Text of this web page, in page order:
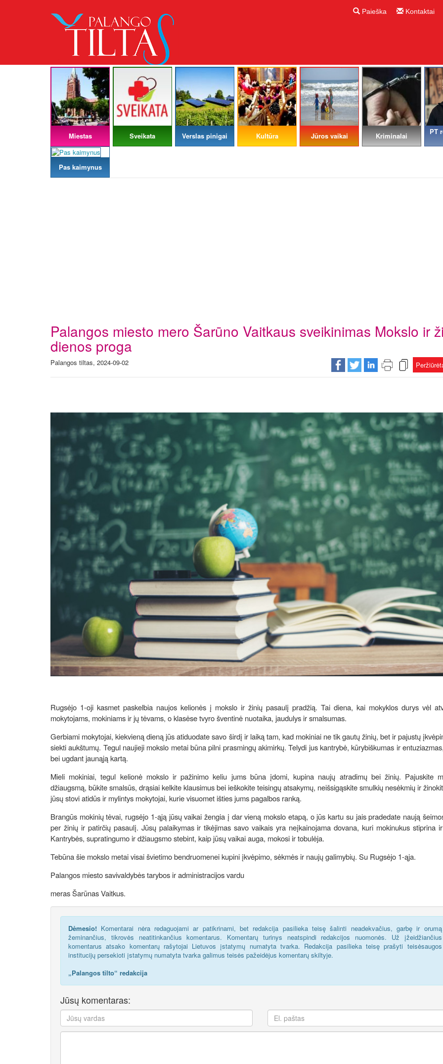
Paieška Kontaktai
Miestas Sveikata Verslas pinigai Kultūra Jūros vaikai Kriminalai PT
Pas kaimynus
Palangos miesto mero Šarūno Vaitkaus sveikinimas Mokslo ir
dienos proga
Palangos tiltas, 2024-09-02
Rugsėjo 1-oji kasmet paskelbia naujos kelionės į mokslo ir žinių pasaulį pradžią. Tai diena, kai mokyklos durys vėl
mokytojams, mokiniams ir jų tėvams, o klasėse tvyro šventinė nuotaika, jaudulys ir smalsumas.
Gerbiami mokytojai, kiekvieną dieną jūs atiduodate savo širdį ir laiką tam, kad mokiniai ne tik gautų žinių, bet ir pajustų
siekti aukštumų. Tegul naujieji mokslo metai būna pilni prasmingų akimirkų. Telydi jus kantrybė, kūrybiškumas ir
bei ugdant jaunąją kartą.
Mieli mokiniai, tegul kelionė mokslo ir pažinimo keliu jums būna įdomi, kupina naujų atradimų bei žinių. Pajuskite
džiaugsmą, būkite smalsūs, drąsiai kelkite klausimus bei ieškokite teisingų atsakymų, neišsigąskite smulkių nesėkmių ir
jūsų stovi atidūs ir mylintys mokytojai, kurie visuomet išties jums pagalbos ranką.
Brangūs mokinių tėvai, rugsėjo 1-ąją jūsų vaikai žengia į dar vieną mokslo etapą, o jūs kartu su jais pradedate naują
per žinių ir patirčių pasaulį. Jūsų palaikymas ir tikėjimas savo vaikais yra neįkainojama dovana, kuri mokinukus stiprina
Kantrybės, supratingumo ir džiaugsmo stebint, kaip jūsų vaikai auga, mokosi ir tobulėja.
Tebūna šie mokslo metai visai švietimo bendruomenei kupini įkvėpimo, sėkmės ir naujų galimybių. Su Rugsėjo 1-ąja.
Palangos miesto savivaldybės tarybos ir administracijos vardu
meras Šarūnas Vaitkus.
Dėmesio! Komentarai nėra redaguojami ar patikrinami, bet redakcija pasilieka teisę šalinti neadekvačius, garbę ir orumą
žeminančius, tikrovės neatitinkančius komentarus. Komentarų turinys neatspindi redakcijos nuomonės. Už įžeidžiančius
komentarus atsako komentarų rašytojai Lietuvos įstatymų numatyta tvarka. Redakcija pasilieka teisę prašyti teisėsaugos
institucijų persekioti įstatymų numatyta tvarka galimus teisės pažeidėjus komentarų skiltyje.
„Palangos tilto“ redakcija
Jūsų komentaras: